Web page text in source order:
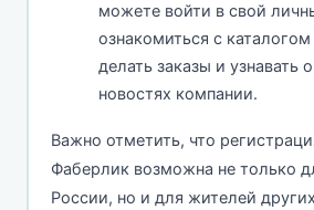
можете войти в свой
ознакомиться с
делать заказы и узнавать
новостях компании.
Важно отметить, что
Фаберлик возможна не только
России, но и для жителей